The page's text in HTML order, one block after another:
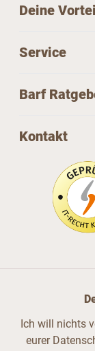
Deine
Service
Barf
Kontakt
Ich will nichts
eurer